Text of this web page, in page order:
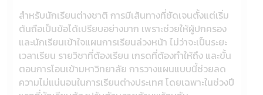
สำหรับนักเรียนต่างชาติ การมีเส้นทางที่ชัดเจนตั้งแต่เริ่ม
ต้นถือเป็นข้อได้เปรียบอย่างมาก เพราะช่วยให้ผู้ปกครอง
และนักเรียนเข้าใจแผนการเรียนล่วงหน้า ไม่ว่าจะเป็นระยะ
เวลาเรียน รายวิชาที่ต้องเรียน เกรดที่ต้องทำให้ถึง และขั้น
ตอนการโอนเข้ามหาวิทยาลัย การวางแผนแบบนี้ช่วยลด
ความไม่แน่นอนในการเรียนต่างประเทศ โดยเฉพาะในช่วงปี